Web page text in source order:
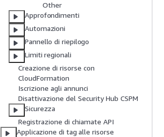
Other
Approfondimenti
Automazioni
Pannello di riepilogo
Limiti regionali
Creazione di risorse con
CloudFormation
Iscrizione agli annunci
Disattivazione del Security Hub CSPM
Sicurezza
Registrazione di chiamate API
Applicazione di tag alle risorse